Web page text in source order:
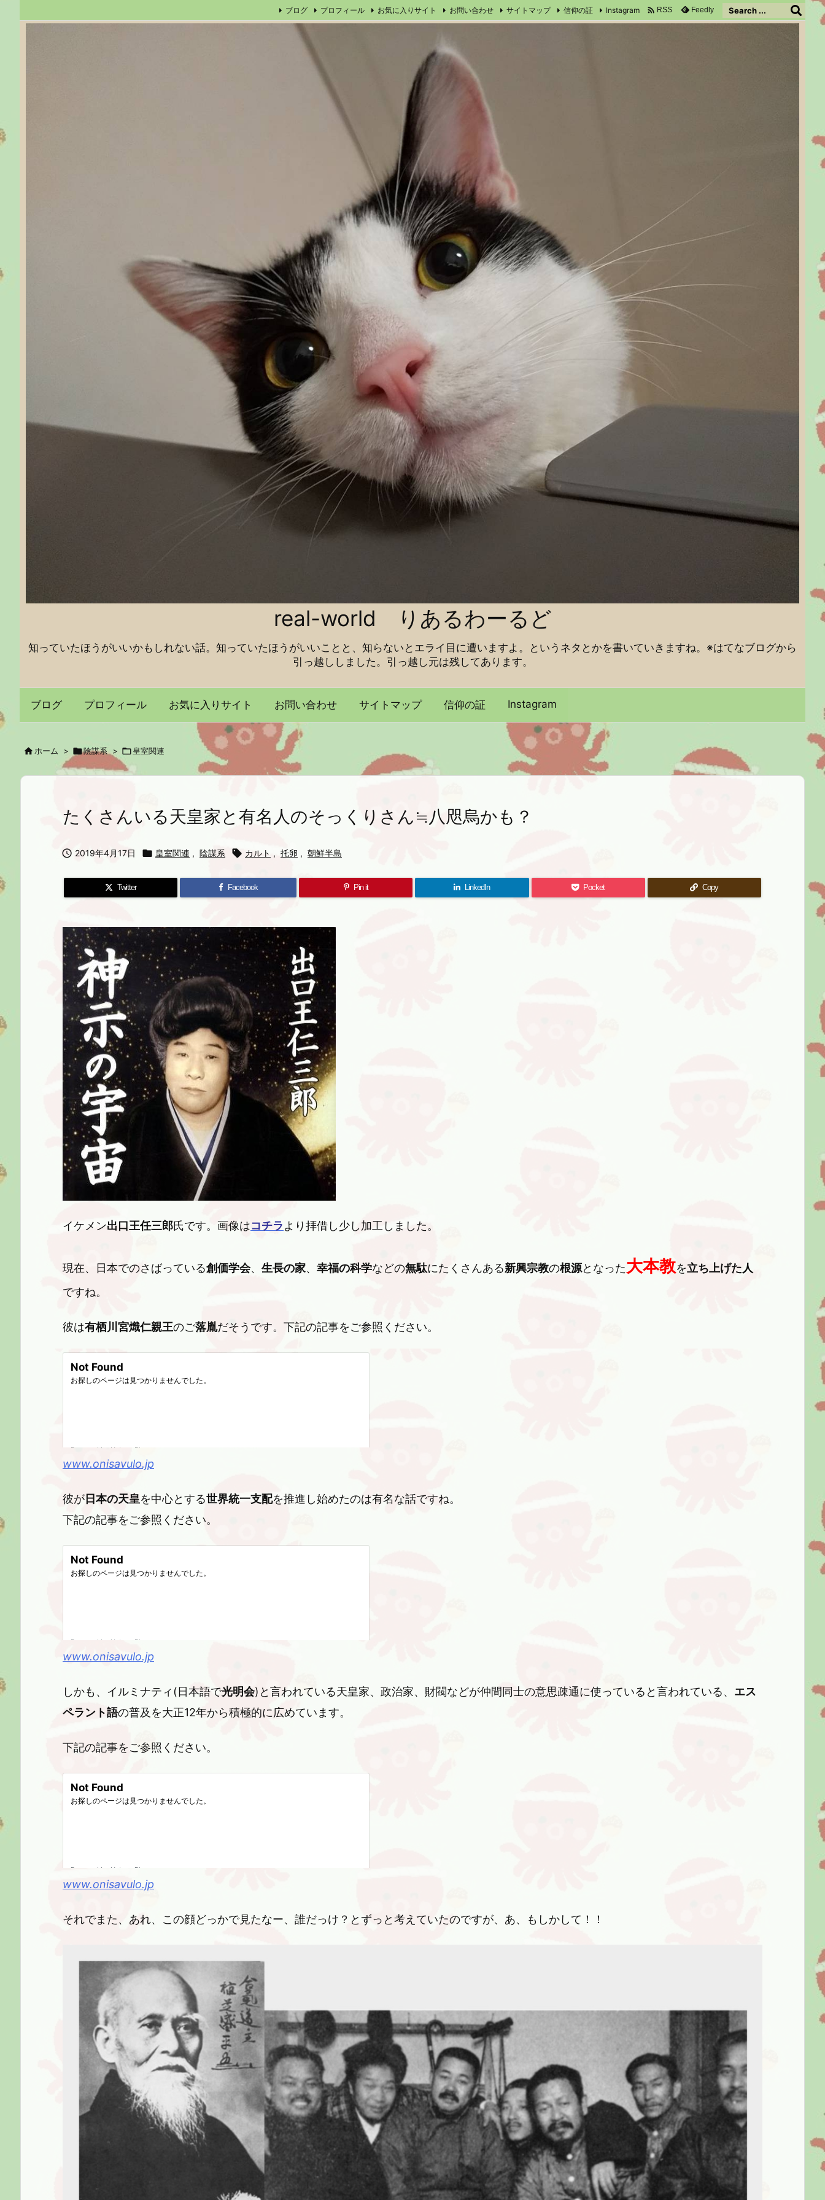
real-world りあるわーるど
知っていたほうがいいかもしれない話。知っていたほうがいいことと、知らないとエライ目に遭いますよ。というネタとかを書いていきますね。※はてなブログから
引っ越ししました。引っ越し元は残してあります。
ブログ プロフィール お気に入りサイト お問い合わせ サイトマップ 信仰の証 Instagram
ブログ プロフィール お気に入りサイト お問い合わせ サイトマップ 信仰の証 Instagram  RSS Feedly
ホーム > 陰謀系 > 皇室関連
たくさんいる天皇家と有名人のそっくりさん≒八咫烏かも？
 2019年4月17日  皇室関連 , 陰謀系  カルト , 托卵 , 朝鮮半島
Twitter Facebook Pin it LinkedIn Pocket Copy
イケメン出口王任三郎氏です。画像はコチラより拝借し少し加工しました。
現在、日本でのさばっている創価学会、 生長の家、 幸福の科学などの無駄にたくさんある新興宗教の根源となった大本教を立ち上げた人
ですね。
彼は有栖川宮熾仁親王のご落胤だそうです。下記の記事をご参照ください。
www.onisavulo.jp
彼が日本の天皇を中心とする世界統一支配を推進し始めたのは有名な話ですね。
下記の記事をご参照ください。
www.onisavulo.jp
しかも、イルミナティ(日本語で光明会)と言われている天皇家、政治家、財閥などが仲間同士の意思疎通に使っていると言われている、 エス
ペラント語の普及を大正12年から積極的に広めています。
下記の記事をご参照ください。
www.onisavulo.jp
それでまた、あれ、この顔どっかで見たなー、誰だっけ？とずっと考えていたのですが、あ、もしかして！！